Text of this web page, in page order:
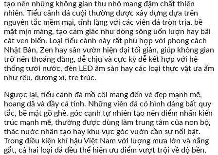
tạo nên những không gian thu nhỏ mang đậm chất thiên
nhiên. Tiểu cảnh đá cuội thường được xây dựng dựa trên
nguyên tắc mềm mại, tĩnh lặng với các viên đá tròn trịa, bề
mặt mịn màng, tạo cảm giác như dòng sông uốn lượn hay bãi
cát ven biển. Loại tiểu cảnh này rất phù hợp với phong cách
Nhật Bản, Zen hay sân vườn hiện đại tối giản, giúp không gian
trở nên thoáng đãng, dễ chịu và cực kỳ dễ kết hợp với hệ
thống tưới nước, đèn LED âm sàn hay các loại thực vật ưa ẩm
như rêu, dương xỉ, tre trúc.
Ngược lại, tiểu cảnh đá mồ côi mang đến vẻ đẹp mạnh mẽ,
hoang dã và đầy cá tính. Những viên đá có hình dáng bất quy
tắc, bề mặt gồ ghề, góc cạnh tự nhiên tạo nên điểm nhấn kiến
trúc mạnh mẽ, thường được dùng làm trung tâm của non bộ,
thác nước nhân tạo hay khu vực góc vườn cần sự nổi bật.
Trong điều kiện khí hậu Việt Nam với lượng mưa lớn và nắng
gắt, cả hai loại đá đều thể hiện ưu điểm vượt trội về độ bền,